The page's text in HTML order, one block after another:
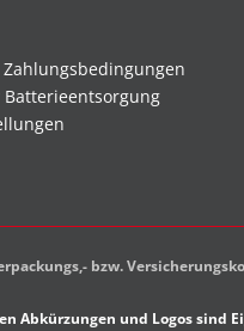
Batterieentsorgung
bzw.
Abkürzungen und Logos